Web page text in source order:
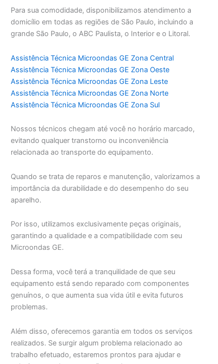
Para sua comodidade, disponibilizamos atendimento a
domicílio em todas as regiões de São Paulo, incluindo a
grande São Paulo, o ABC Paulista, o Interior e o Litoral.
Assistência Técnica Microondas GE Zona Central
Assistência Técnica Microondas GE Zona Oeste
Assistência Técnica Microondas GE Zona Leste
Assistência Técnica Microondas GE Zona Norte
Assistência Técnica Microondas GE Zona Sul
Nossos técnicos chegam até você no horário marcado,
evitando qualquer transtorno ou inconveniência
relacionada ao transporte do equipamento.
Quando se trata de reparos e manutenção, valorizamos a
importância da durabilidade e do desempenho do seu
aparelho.
Por isso, utilizamos exclusivamente peças originais,
garantindo a qualidade e a compatibilidade com seu
Microondas GE.
Dessa forma, você terá a tranquilidade de que seu
equipamento está sendo reparado com componentes
genuínos, o que aumenta sua vida útil e evita futuros
problemas.
Além disso, oferecemos garantia em todos os serviços
realizados. Se surgir algum problema relacionado ao
trabalho efetuado, estaremos prontos para ajudar e